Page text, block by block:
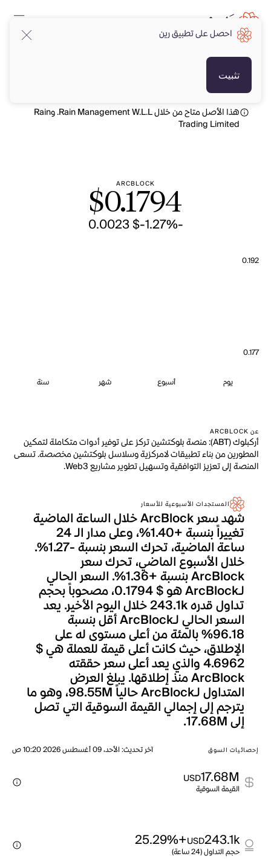
هذا الأصل متاح من خلال Rain Management W.L.L. وRain
Trading Limited
ARCBLOCK
$0.1794
-1.27%
-$ 0.0023
0.192
0.177
يوم أسبوع شهر سنة
عن ARCBLOCK
أركبلوك (ABT): منصة بلوكتشين تركز على توفير أدوات متكاملة لتمكين
المطورين من بناء تطبيقات لامركزية وسلاسل بلوكتشين مخصصة. تسعى
المنصة إلى تعزيز التوافقية وتسهيل تطوير مشاريع Web3.
المستجدات الأسبوعية للأسعار
شهد سعر ArcBlock خلال الساعة الماضية
تغييراً بنسبة +1.40%، وعلى مدار الـ 24
ساعة الماضية، تحرك السعر بنسبة -1.27%.
خلال الأسبوع الماضي، تحرك سعر
ArcBlock بنسبة +1.36%. السعر الحالي
لـArcBlock هو $ 0.1794، مصحوباً بحجم
تداول قدره 243.1k خلال اليوم الأخير. يعد
السعر الحالي لـArcBlock أقل بنسبة
96.18% بالمئة من أعلى مستوى له على
الإطلاق، حيث كانت أعلى قيمة للعملة هي $
4.6962 والذي يعد أعلى سعر حققته
ArcBlock منذ إطلاقها. يبلغ العرض
المتداول لـArcBlock حالياً 98.55M، وهو ما
يترجم إلى إجمالي القيمة السوقية التي تصل
إلى 17.68M.
إحصائيات السوق آخر تحديث:الأحد، 09 أغسطس 2026 10:20 ص
17.68M
USD
القيمة السوقية
243.1k
USD
+25.29%
حجم التداول (24 ساعة)
احصل على تطبيق رين
تثبيت